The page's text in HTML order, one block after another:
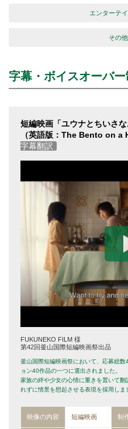
エンターテ
その
字幕・ボイスオーバー
短編映画「ユウナとちいさな
（英語版：The Bento on a
字幕翻訳
FUKUNEKO FILM 様
第42回釜山国際短編映画祭出品
釜山国際短編映画祭において、応募総
ョン40作品の一つに選出されました。
家族の絆や少女の心情に重きを置いて
れずに情景を想起させる表現を採用しま
映像の内容 短編映画 制